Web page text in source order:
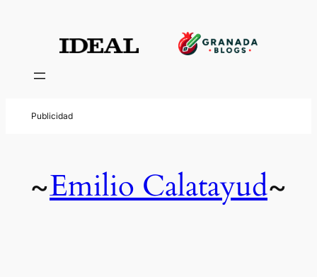
contenido
~Emilio Calatayud~